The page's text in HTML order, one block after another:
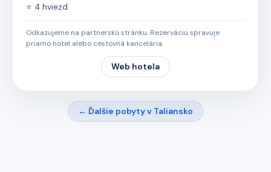
⭐ 4 hviezd
Odkazujeme na partnerskú stránku. Rezerváciu spravuje
priamo hotel alebo cestovná kancelária.
Web hotela
← Ďalšie pobyty v Taliansko